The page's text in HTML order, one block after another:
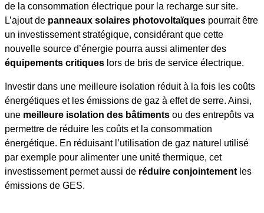
de la consommation électrique pour la recharge sur site.
L’ajout de panneaux solaires photovoltaïques pourrait être
un investissement stratégique, considérant que cette
nouvelle source d’énergie pourra aussi alimenter des
équipements critiques lors de bris de service électrique.
Investir dans une meilleure isolation réduit à la fois les coûts
énergétiques et les émissions de gaz à effet de serre. Ainsi,
une meilleure isolation des bâtiments ou des entrepôts va
permettre de réduire les coûts et la consommation
énergétique. En réduisant l’utilisation de gaz naturel utilisé
par exemple pour alimenter une unité thermique, cet
investissement permet aussi de réduire conjointement les
émissions de GES.